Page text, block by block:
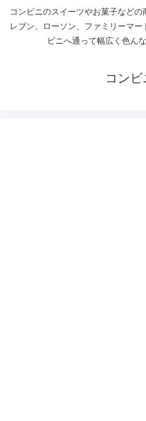
コンビニのスイーツやお菓子など
レブン、ローソン、ファミリーマ
ビニへ通って幅広く色ん
コンビ